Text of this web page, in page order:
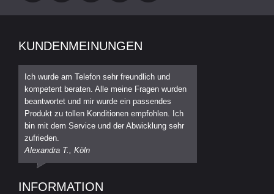
KUNDENMEINUNGEN
Ich wurde am Telefon sehr freundlich und
kompetent beraten. Alle meine Fragen wurden
beantwortet und mir wurde ein passendes
Produkt zu tollen Konditionen empfohlen. Ich
bin mit dem Service und der Abwicklung sehr
zufrieden.
Alexandra T., Köln
INFORMATION